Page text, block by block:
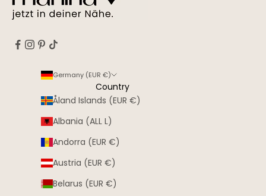
Germany (EUR €)
Country
Åland Islands (EUR €)
Albania (ALL L)
Andorra (EUR €)
Austria (EUR €)
Belarus (EUR €)